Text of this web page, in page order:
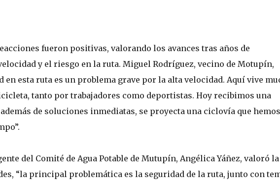
fueron positivas, valorando los avances tras años de
y el riesgo en la ruta. Miguel Rodríguez, vecino de Motupín,
en esta ruta es un problema grave por la alta velocidad. Aquí vive
tanto por trabajadores como deportistas. Hoy recibimos una
de soluciones inmediatas, se proyecta una ciclovía que hemos
del Comité de Agua Potable de Mutupín, Angélica Yáñez, valoró la
“la principal problemática es la seguridad de la ruta, junto con